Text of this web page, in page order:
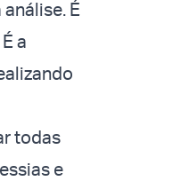
É
a
todas
e